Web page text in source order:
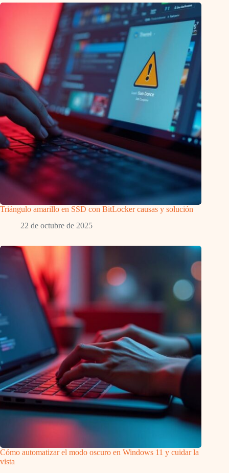
Triángulo amarillo en SSD con BitLocker causas y solución
22 de octubre de 2025
Cómo automatizar el modo oscuro en Windows 11 y cuidar la
vista